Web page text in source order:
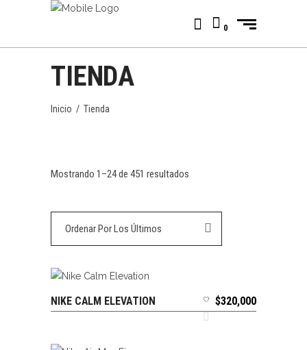
0
TIENDA
Inicio / Tienda
Mostrando 1–24 de 451 resultados
Ordenar Por Los Últimos
SELECCIONAR OPCIONES
NIKE CALM ELEVATION $320,000